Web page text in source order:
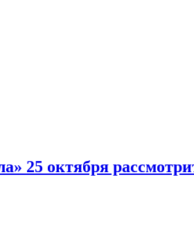
25 октября